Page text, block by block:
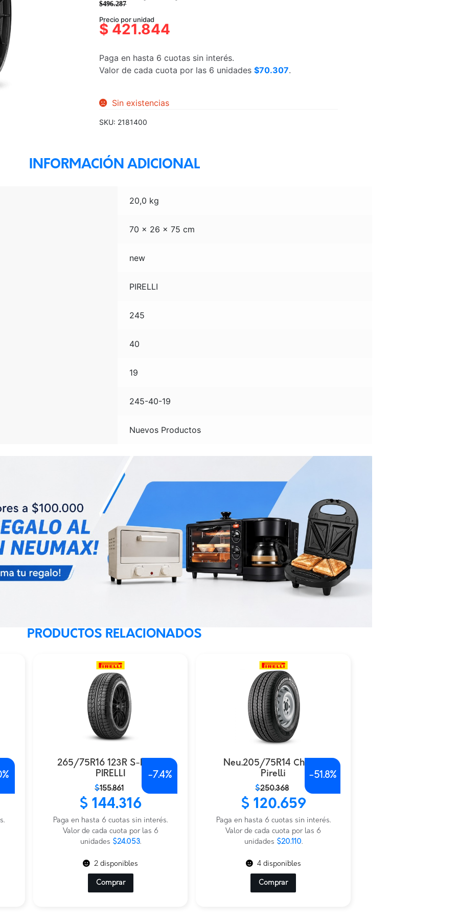
$496.287
precio
original
$496.287.
precio
actual
$421.844.
Precio por unidad
$ 421.844
Paga en hasta 6 cuotas sin interés.
Valor de cada cuota por las 6 unidades$70.307.
Sin existencias
SKU: 2181400
INFORMACIÓN ADICIONAL
20,0 kg
70 × 26 × 75 cm
new
PIRELLI
245
40
19
245-40-19
Nuevos Productos
PRODUCTOS RELACIONADOS
265/75R16 123R S-DTRA
PIRELLI
$155.861
era:
$155.861.
es:
$144.316.
$ 144.316
Paga en hasta 6 cuotas sin interés.
Valor de cada cuota por las 6
unidades $24.053.
-7.4%
2 disponibles
Comprar
Neu.205/75R14 Chrono
Pirelli
$250.368
era:
$250.368.
es:
$120.659.
$ 120.659
Paga en hasta 6 cuotas sin interés.
Valor de cada cuota por las 6
unidades $20.110.
-51.8%
4 disponibles
Comprar